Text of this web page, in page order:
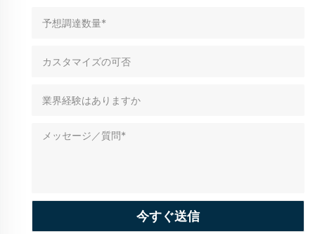
今すぐ送信